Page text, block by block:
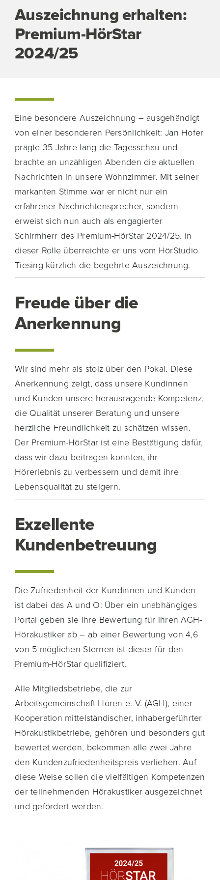
Auszeichnung erhalten:
Premium-HörStar
2024/25
Eine besondere Auszeichnung – ausgehändigt
von einer besonderen Persönlichkeit: Jan Hofer
prägte 35 Jahre lang die Tagesschau und
brachte an unzähligen Abenden die aktuellen
Nachrichten in unsere Wohnzimmer. Mit seiner
markanten Stimme war er nicht nur ein
erfahrener Nachrichtensprecher, sondern
erweist sich nun auch als engagierter
Schirmherr des Premium-HörStar 2024/25. In
dieser Rolle überreichte er uns vom HörStudio
Tiesing kürzlich die begehrte Auszeichnung.
Freude über die
Anerkennung
Wir sind mehr als stolz über den Pokal. Diese
Anerkennung zeigt, dass unsere Kundinnen
und Kunden unsere herausragende Kompetenz,
die Qualität unserer Beratung und unsere
herzliche Freundlichkeit zu schätzen wissen.
Der Premium-HörStar ist eine Bestätigung dafür,
dass wir dazu beitragen konnten, ihr
Hörerlebnis zu verbessern und damit ihre
Lebensqualität zu steigern.
Exzellente
Kundenbetreuung
Die Zufriedenheit der Kundinnen und Kunden
ist dabei das A und O: Über ein unabhängiges
Portal geben sie ihre Bewertung für ihren AGH-
Hörakustiker ab – ab einer Bewertung von 4,6
von 5 möglichen Sternen ist dieser für den
Premium-HörStar qualifiziert.
Alle Mitgliedsbetriebe, die zur
Arbeitsgemeinschaft Hören e. V. (AGH), einer
Kooperation mittelständischer, inhabergeführter
Hörakustikbetriebe, gehören und besonders gut
bewertet werden, bekommen alle zwei Jahre
den Kundenzufriedenheitspreis verliehen. Auf
diese Weise sollen die vielfältigen Kompetenzen
der teil­nehmenden Hörakustiker ausgezeichnet
und gefördert werden.